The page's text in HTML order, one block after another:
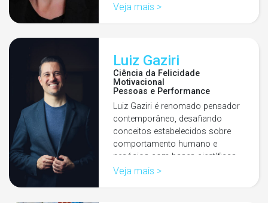
Veja mais >
Luiz Gaziri
Ciência da Felicidade
Motivacional
Pessoas e Performance
Luiz Gaziri é renomado pensador
contemporâneo, desafiando
conceitos estabelecidos sobre
comportamento humano e
negócios com bases científicas
inovadoras. Reconhecido por…
Veja mais >